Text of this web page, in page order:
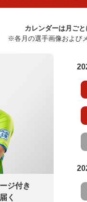
カレンダーは月ごと
※各月の選手画像および
ジ付き
く